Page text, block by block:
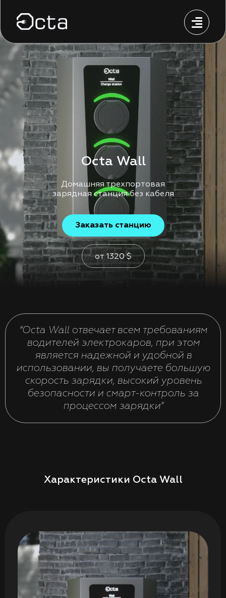
Octa Wall
Домашняя трехпортовая
зарядная станция без кабеля
Заказать станцию
от1320$
“Octa Wall отвечает всем требованиям
водителей электрокаров, при этом
является надежной и удобной в
использовании, вы получаете большую
скорость зарядки, высокий уровень
безопасности и смарт-контроль за
процессом зарядки”
Характеристики Octa Wall